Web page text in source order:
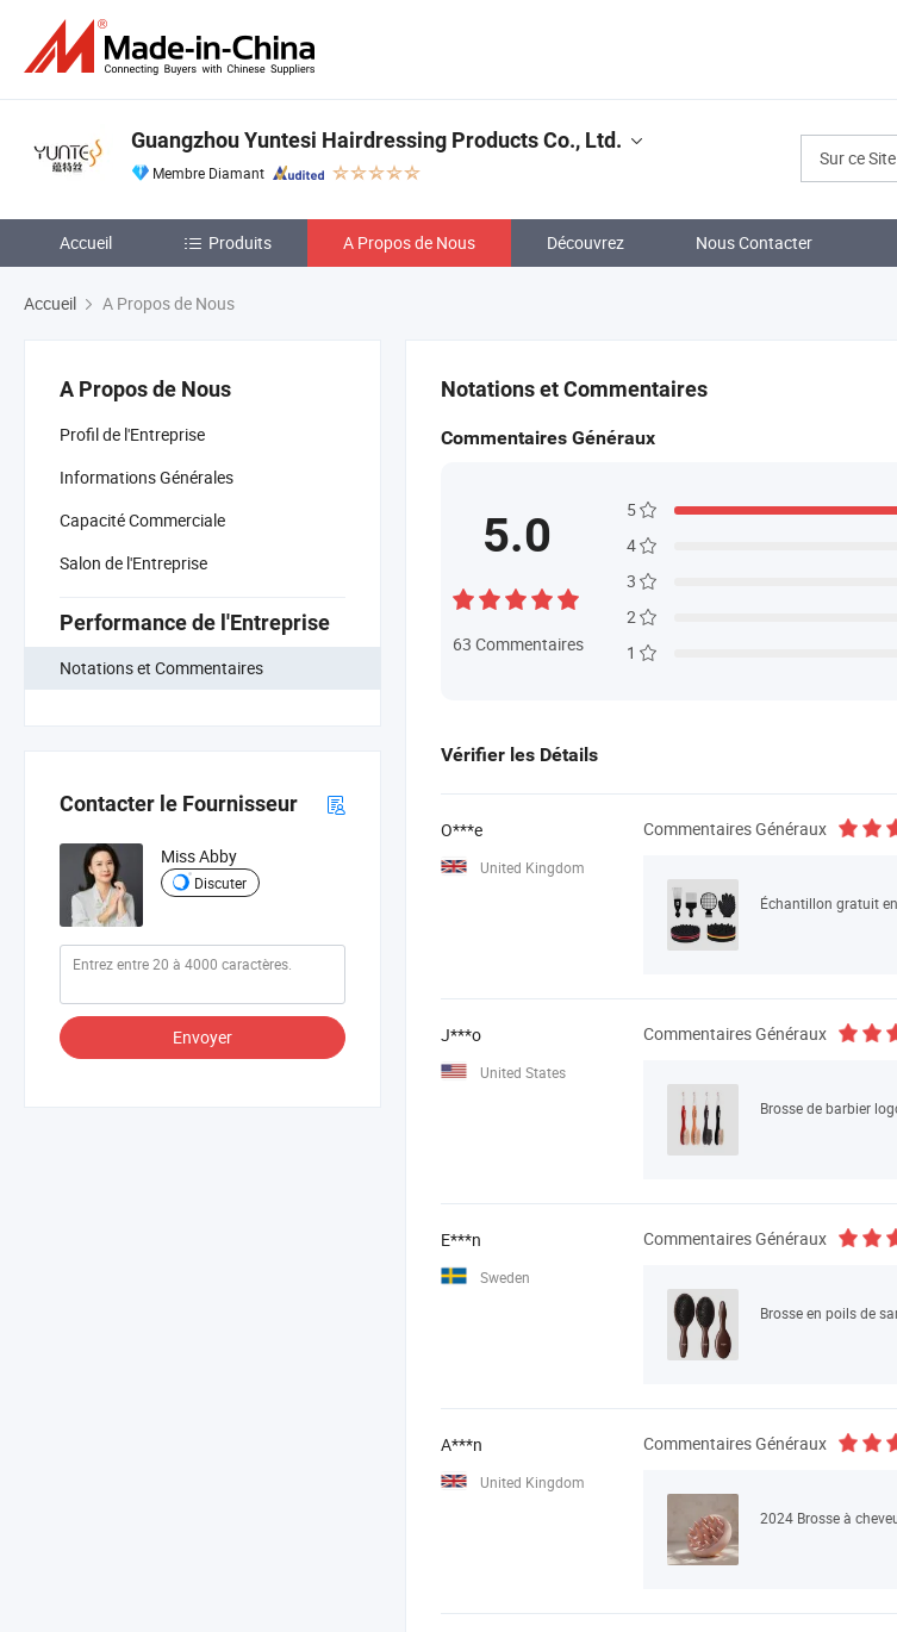
Sur ce Site
Guangzhou Yuntesi Hairdressing Products Co., Ltd.
Membre Diamant
Accueil Produits A Propos de Nous Découvrez Nous Contacter
Accueil A Propos de Nous
A Propos de Nous
Profil de l'Entreprise
Informations Générales
Capacité Commerciale
Salon de l'Entreprise
Performance de l'Entreprise
Notations et Commentaires
Contacter le Fournisseur
Miss Abby
Discuter
Envoyer
Notations et Commentaires
Commentaires Généraux
5.0
63 Commentaires
5
4
3
2
1
Vérifier les Détails
O***e
United Kingdom
Commentaires Généraux
J***o
United States
Commentaires Généraux
E***n
Sweden
Commentaires Généraux
A***n
United Kingdom
Commentaires Généraux